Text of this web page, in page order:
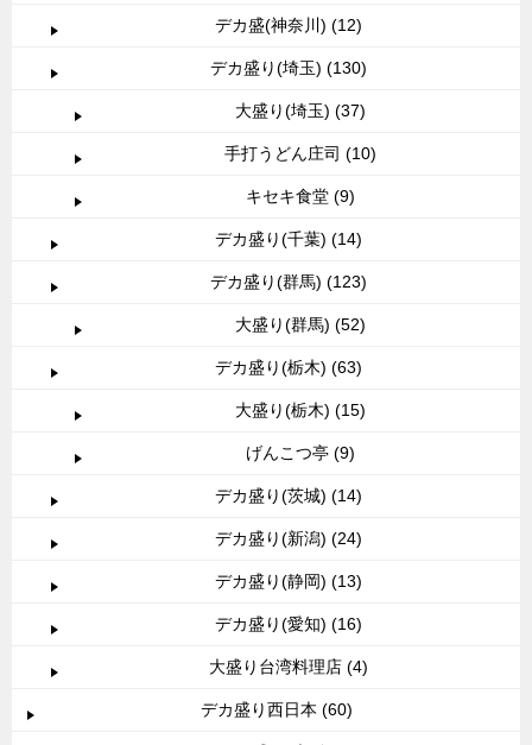
デカ盛(神奈川) (12)
デカ盛り(埼玉) (130)
大盛り(埼玉) (37)
手打うどん庄司 (10)
キセキ食堂 (9)
デカ盛り(千葉) (14)
デカ盛り(群馬) (123)
大盛り(群馬) (52)
デカ盛り(栃木) (63)
大盛り(栃木) (15)
げんこつ亭 (9)
デカ盛り(茨城) (14)
デカ盛り(新潟) (24)
デカ盛り(静岡) (13)
デカ盛り(愛知) (16)
大盛り台湾料理店 (4)
デカ盛り西日本 (60)